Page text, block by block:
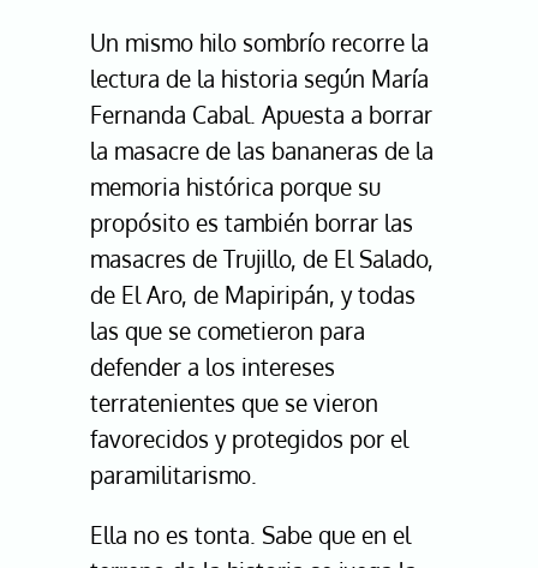
Un mismo hilo sombrío recorre la
lectura de la historia según María
Fernanda Cabal. Apuesta a borrar
la masacre de las bananeras de la
memoria histórica porque su
propósito es también borrar las
masacres de Trujillo, de El Salado,
de El Aro, de Mapiripán, y todas
las que se cometieron para
defender a los intereses
terratenientes que se vieron
favorecidos y protegidos por el
paramilitarismo.
Ella no es tonta. Sabe que en el